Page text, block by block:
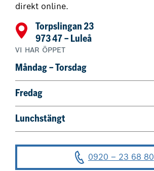
direkt online.
Torpslingan 23
973 47 – Luleå
VI HAR ÖPPET
Måndag – Torsdag
Fredag
Lunchstängt
0920 – 23 68 80